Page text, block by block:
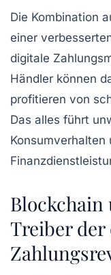
Die Kombination
einer
digitale
Händler können
profitieren von
Das alles führt
Konsumverhalten
Treiber